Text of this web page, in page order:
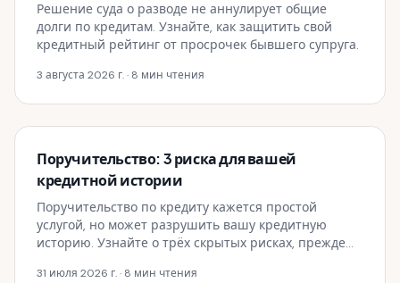
Решение суда о разводе не аннулирует общие
долги по кредитам. Узнайте, как защитить свой
кредитный рейтинг от просрочек бывшего супруга.
3 августа 2026 г.· 8 мин чтения
Поручительство: 3 риска для вашей
кредитной истории
Поручительство по кредиту кажется простой
услугой, но может разрушить вашу кредитную
историю. Узнайте о трёх скрытых рисках, прежде
31 июля 2026 г.· 8 мин чтения